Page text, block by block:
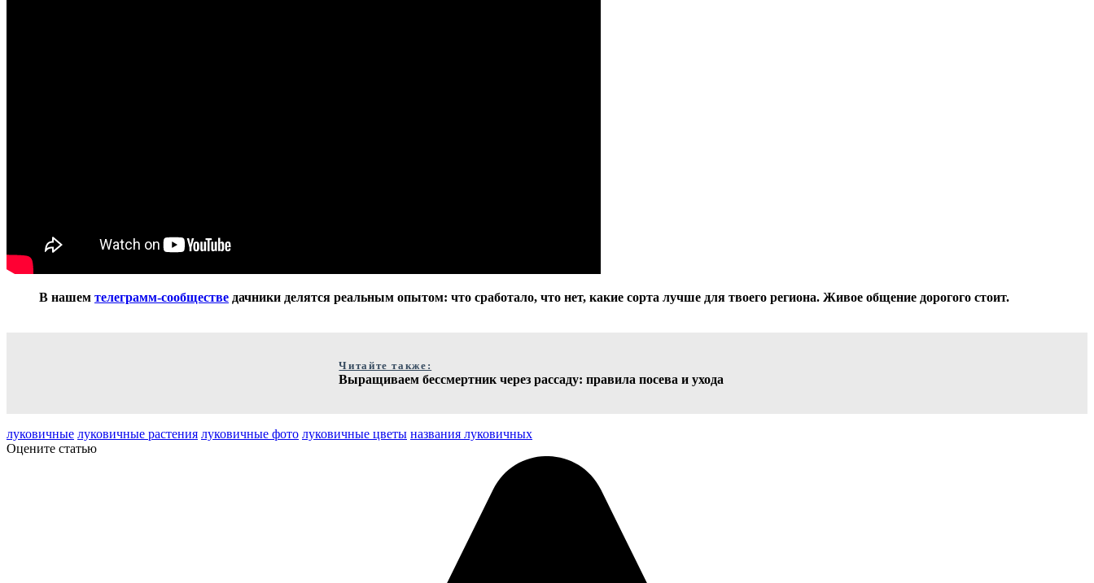
В нашем телеграмм-сообществе дачники делятся реальным опытом: что сработало, что нет, какие сорта лучше для твоего региона. Живое общение дорогого стоит.
Читайте также:
Выращиваем бессмертник через рассаду: правила посева и ухода
луковичные луковичные растения луковичные фото луковичные цветы названия луковичных
Оцените статью